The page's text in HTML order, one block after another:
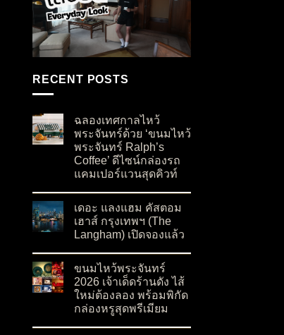
RECENT POSTS
ฉลองเทศกาลไหว้
พระจันทร์ด้วย ‘ขนมไหว้
พระจันทร์ Ralph’s
Coffee’ ดีไซน์กล่องรถ
แคมเปอร์แวนสุดคิวท์
เดอะ แลงแฮม คัสตอม
เฮาส์ กรุงเทพฯ (The
Langham) เปิดจองแล้ว
ขนมไหว้พระจันทร์
2026 เจ้าเด็ดร้านดัง ไส้
ใหม่ต้องลอง พร้อมพิกัด
กล่องหรูสุดพรีเมียม